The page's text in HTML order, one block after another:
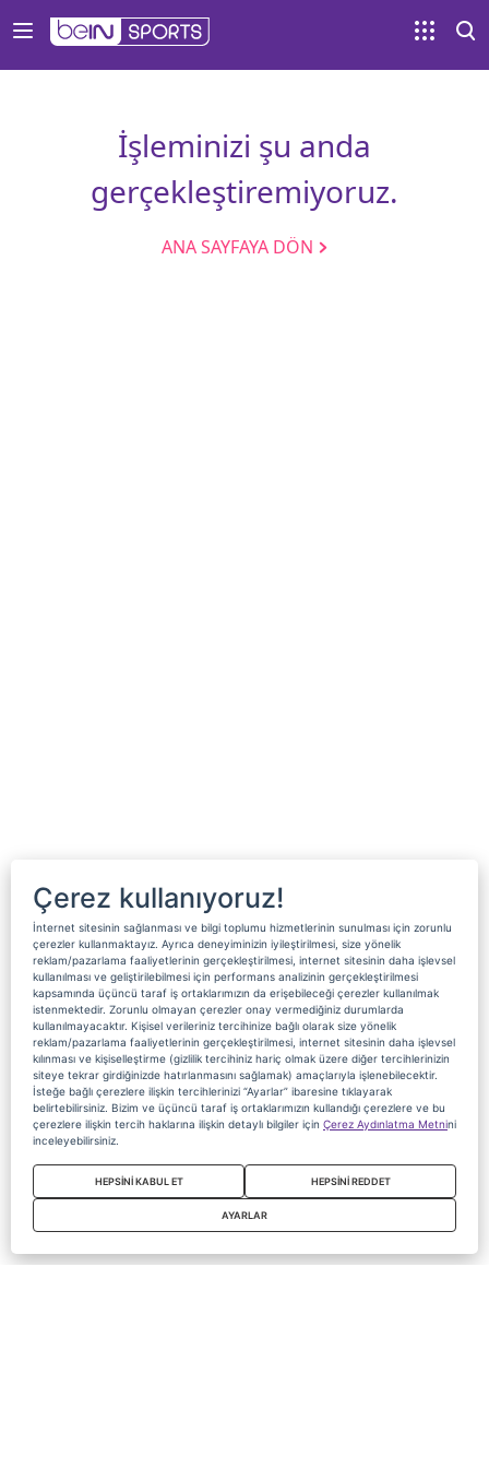
İşleminizi şu anda
gerçekleştiremiyoruz.
ANA SAYFAYA DÖN
Çerez kullanıyoruz!
İnternet sitesinin sağlanması ve bilgi toplumu hizmetlerinin sunulması için zorunlu
çerezler kullanmaktayız. Ayrıca deneyiminizin iyileştirilmesi, size yönelik
reklam/pazarlama faaliyetlerinin gerçekleştirilmesi, internet sitesinin daha işlevsel
kullanılması ve geliştirilebilmesi için performans analizinin gerçekleştirilmesi
kapsamında üçüncü taraf iş ortaklarımızın da erişebileceği çerezler kullanılmak
istenmektedir. Zorunlu olmayan çerezler onay vermediğiniz durumlarda
kullanılmayacaktır. Kişisel verileriniz tercihinize bağlı olarak size yönelik
reklam/pazarlama faaliyetlerinin gerçekleştirilmesi, internet sitesinin daha işlevsel
kılınması ve kişiselleştirme (gizlilik tercihiniz hariç olmak üzere diğer tercihlerinizin
siteye tekrar girdiğinizde hatırlanmasını sağlamak) amaçlarıyla işlenebilecektir.
İsteğe bağlı çerezlere ilişkin tercihlerinizi “Ayarlar” ibaresine tıklayarak
belirtebilirsiniz. Bizim ve üçüncü taraf iş ortaklarımızın kullandığı çerezlere ve bu
çerezlere ilişkin tercih haklarına ilişkin detaylı bilgiler için Çerez Aydınlatma Metnini
inceleyebilirsiniz.
HEPSİNİ KABUL ET HEPSİNİ REDDET
AYARLAR